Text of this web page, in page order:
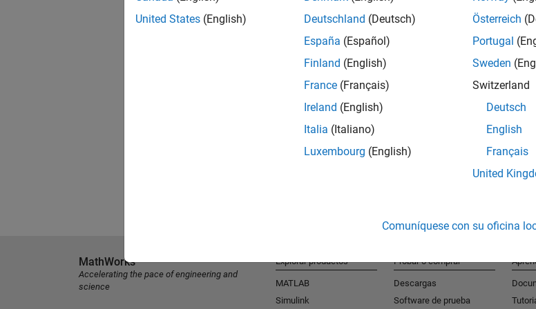
United States (English)
Deutschland (Deutsch)
España (Español)
Finland (English)
France (Français)
Ireland (English)
Italia (Italiano)
Luxembourg (English)
Österreich
Portugal
Sweden
Switzerland
Deutsch
English
Français
United
Comuníquese con su oficina
MathWorks
Accelerating the pace of engineering and
science
Explorar productos
MATLAB
Simulink
Probar o comprar
Descargas
Software de prueba